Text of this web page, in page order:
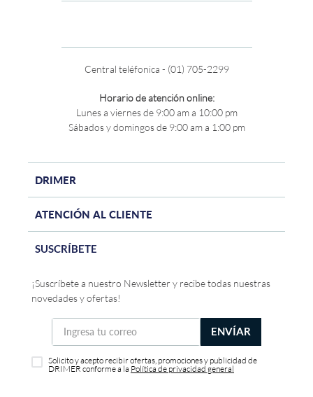
Central teléfonica - (01) 705-2299
Horario de atención online:
Lunes a viernes de 9:00 am a 10:00 pm
Sábados y domingos de 9:00 am a 1:00 pm
DRIMER
ATENCIÓN AL CLIENTE
SUSCRÍBETE
¡Suscríbete a nuestro Newsletter y recibe todas nuestras
novedades y ofertas!
ENVÍAR
Solicito y acepto recibir ofertas, promociones y publicidad de
DRIMER conforme a la Política de privacidad general